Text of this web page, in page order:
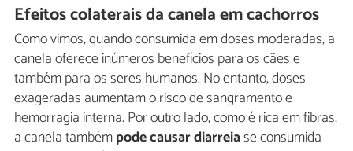
Efeitos colaterais da canela em cachorros
Como vimos, quando consumida em doses moderadas, a
canela oferece inúmeros benefícios para os cães e
também para os seres humanos. No entanto, doses
exageradas aumentam o risco de sangramento e
hemorragia interna. Por outro lado, como é rica em fibras,
a canela tambémpode causar diarreiase consumida